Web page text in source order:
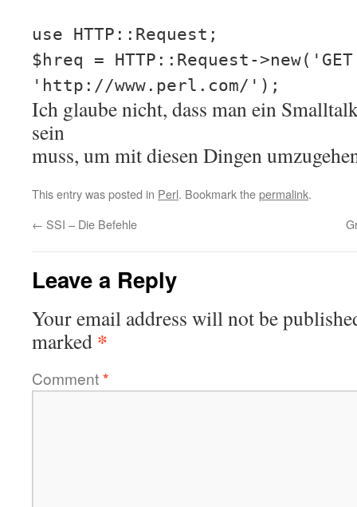
use HTTP::Request;
$hreq = HTTP::Request-
'http://www.perl.com/');
Ich glaube nicht, dass man ein
sein
muss, um mit diesen Dingen
This entry was posted in Perl. Bookmark thepermalink.
← SSI – Die Befehle
Leave a Reply
Your email address will not be
marked *
Comment*